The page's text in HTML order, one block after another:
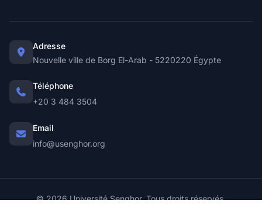
Adresse
Nouvelle ville de Borg El-Arab - 5220220 Égypte
Téléphone
+20 3 484 3504
Email
info@usenghor.org
© 2026 Université Senghor. Tous droits réservés.